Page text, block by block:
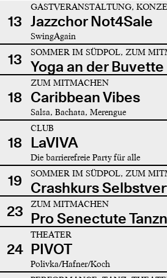
13
GASTVERANSTALTUNG,
Jazzchor Not4Sale
SwingAgain
13 SOMMER IM SÜDPOL, ZUM
Yoga an der Buvette
18
ZUM MITMACHEN
Caribbean Vibes
Salsa, Bachata, Merengue
18
CLUB
LaVIVA
Die barrierefreie Party für alle
19 SOMMER IM SÜDPOL, ZUM
Crashkurs
23
ZUM MITMACHEN
Pro Senectute
24
THEATER
PIVOT
Polivka/Hafner/Koch